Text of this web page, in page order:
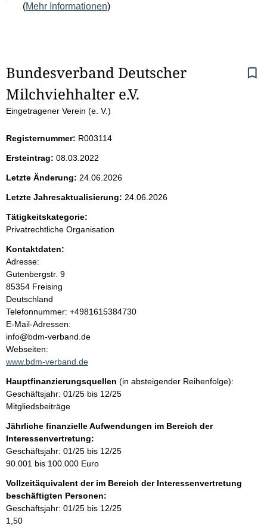
(Mehr Informationen)
S
e
t
e
n
i
n
h
a
l
t
Bundesverband Deutscher
Milchviehhalter e.V.
Eingetragener Verein (e. V.)
Registernummer: R003114
Ersteintrag: 08.03.2022
Letzte Änderung: 24.06.2026
Letzte Jahresaktualisierung: 24.06.2026
Tätigkeitskategorie:
Privatrechtliche Organisation
Kontaktdaten:
Adresse:
Gutenbergstr. 9
85354 Freising
Deutschland
K
o
n
t
a
t
i
n
f
o
r
m
t
i
o
n
Telefonnummer: +4981615384730
E-Mail-Adressen:
info@bdm-verband.de
Webseiten:
www.bdm-verband.de
Hauptfinanzierungsquellen (in absteigender Reihenfolge):
Geschäftsjahr: 01/25 bis 12/25
Mitgliedsbeiträge
Jährliche finanzielle Aufwendungen im Bereich der
Interessenvertretung:
Geschäftsjahr: 01/25 bis 12/25
90.001 bis 100.000 Euro
Vollzeitäquivalent der im Bereich der Interessenvertretung
beschäftigten Personen:
Geschäftsjahr: 01/25 bis 12/25
1,50